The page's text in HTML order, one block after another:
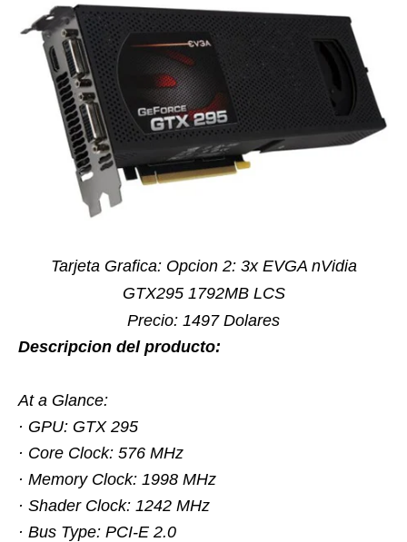
Tarjeta Grafica: Opcion 2: 3x EVGA nVidia
GTX295 1792MB LCS
Precio: 1497 Dolares
Descripcion del producto:
At a Glance:
· GPU: GTX 295
· Core Clock: 576 MHz
· Memory Clock: 1998 MHz
· Shader Clock: 1242 MHz
· Bus Type: PCI-E 2.0